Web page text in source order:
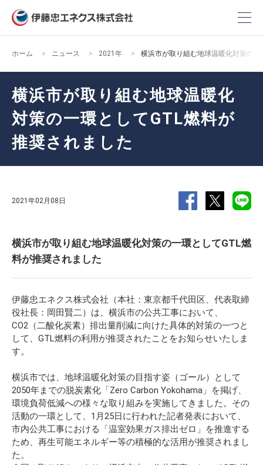
ホーム ニュース 2021年 横浜市が取り組む地球温暖化対策の
横浜市が取り組む地球温暖化
対策の一環としてGTL燃料が
推奨されました
2021年02月08日
横浜市が取り組む地球温暖化対策の一環としてGTL燃
料が推奨されました
伊藤忠エネクス株式会社（本社：東京都千代田区、代表取締
役社長：岡田賢二）は、横浜市の公共工事において、
CO2（二酸化炭素）排出量削減に向けた具体的対策の一つと
して、GTL燃料の利用が推奨されたことをお知らせいたしま
す。
横浜市では、地球温暖化対策の目指す姿（ゴール）として
2050年までの脱炭素化「Zero Carbon Yokohama」を掲げ、
環境負荷低減への様々な取り組みを実施してきました。その
活動の一環として、1月25日に行われた記者発表において、
市内公共工事における「温室効果ガス排出ゼロ」を推進する
ため、再生可能エネルギー等の積極的な活用が推奨されまし
た。